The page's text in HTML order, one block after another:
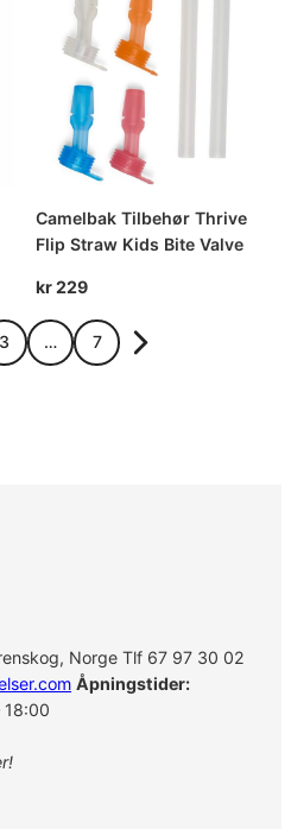
Camelbak Tilbehør Thrive
Flip Straw Kids Bite Valve
kr229
3 … 7
Norge Tlf 67 97 30 02
Åpningstider:
18:00